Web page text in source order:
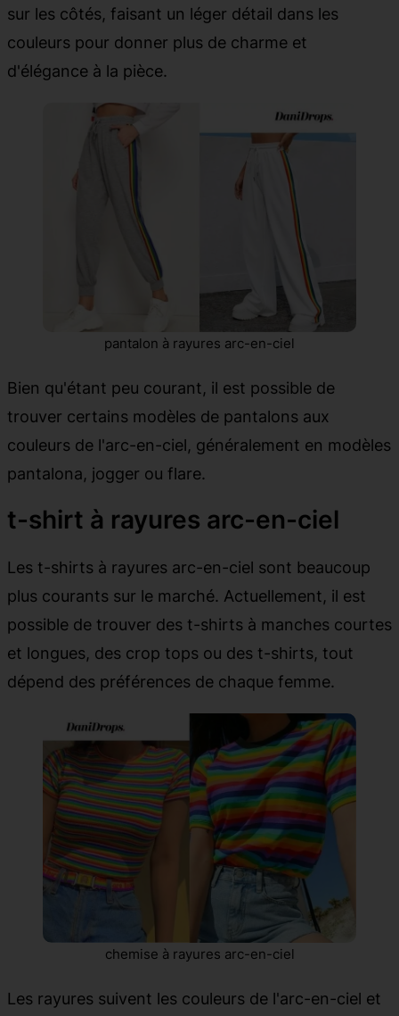
sur les côtés, faisant un léger détail dans les
couleurs pour donner plus de charme et
d'élégance à la pièce.
pantalon à rayures arc-en-ciel
Bien qu'étant peu courant, il est possible de
trouver certains modèles de pantalons aux
couleurs de l'arc-en-ciel, généralement en modèles
pantalona, jogger ou flare.
t-shirt à rayures arc-en-ciel
Les t-shirts à rayures arc-en-ciel sont beaucoup
plus courants sur le marché. Actuellement, il est
possible de trouver des t-shirts à manches courtes
et longues, des crop tops ou des t-shirts, tout
dépend des préférences de chaque femme.
chemise à rayures arc-en-ciel
Les rayures suivent les couleurs de l'arc-en-ciel et